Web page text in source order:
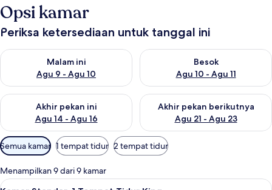
Opsi kamar
Periksa ketersediaan untuk tanggal ini
Malam ini
Agu 9 - Agu 10
Periksa ketersediaan untuk malam ini Agu 9 - Agu 10
Besok
Agu 10 - Agu 11
Periksa ketersediaan untuk
Akhir pekan ini
Agu 14 - Agu 16
Periksa ketersediaan untuk akhir pekan ini Agu 14 - Agu 16
Akhir pekan berikutnya
Agu 21 - Agu 23
Periksa ketersediaan untuk
Filter
tersedia
untuk
kamar
Semua kamar 1 tempat tidur 2 tempat tidur
Menampilkan 9 dari 9 kamar
Lihat
Kamar Standar, 1 Tempat Tidur